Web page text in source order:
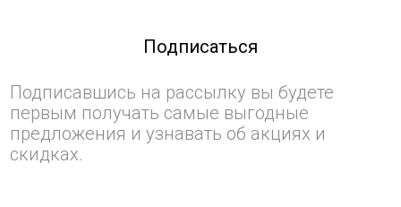
Подписаться
Подписавшись на рассылку вы будете
первым получать самые выгодные
предложения и узнавать об акциях и
скидках.